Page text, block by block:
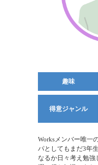
趣味
得意ジャンル
Worksメンバー唯一
パとしてもまだ3年
なるか日々考え勉